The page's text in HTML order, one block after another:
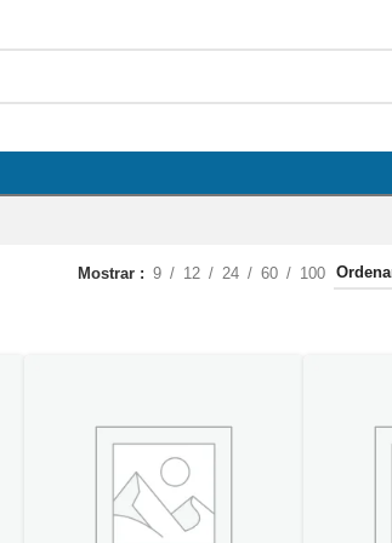
Mostrar 9 12 24 60 100